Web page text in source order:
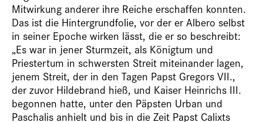
Mitwirkung anderer ihre Reiche erschaffen konnten.
Das ist die Hintergrundfolie, vor der er Albero selbst
in seiner Epoche wirken lässt, die er so beschreibt:
„Es war in jener Sturmzeit, als Königtum und
Priestertum in schwersten Streit miteinander lagen,
jenem Streit, der in den Tagen Papst Gregors VII.,
der zuvor Hildebrand hieß, und Kaiser Heinrichs III.
begonnen hatte, unter den Päpsten Urban und
Paschalis anhielt und bis in die Zeit Papst Calixts